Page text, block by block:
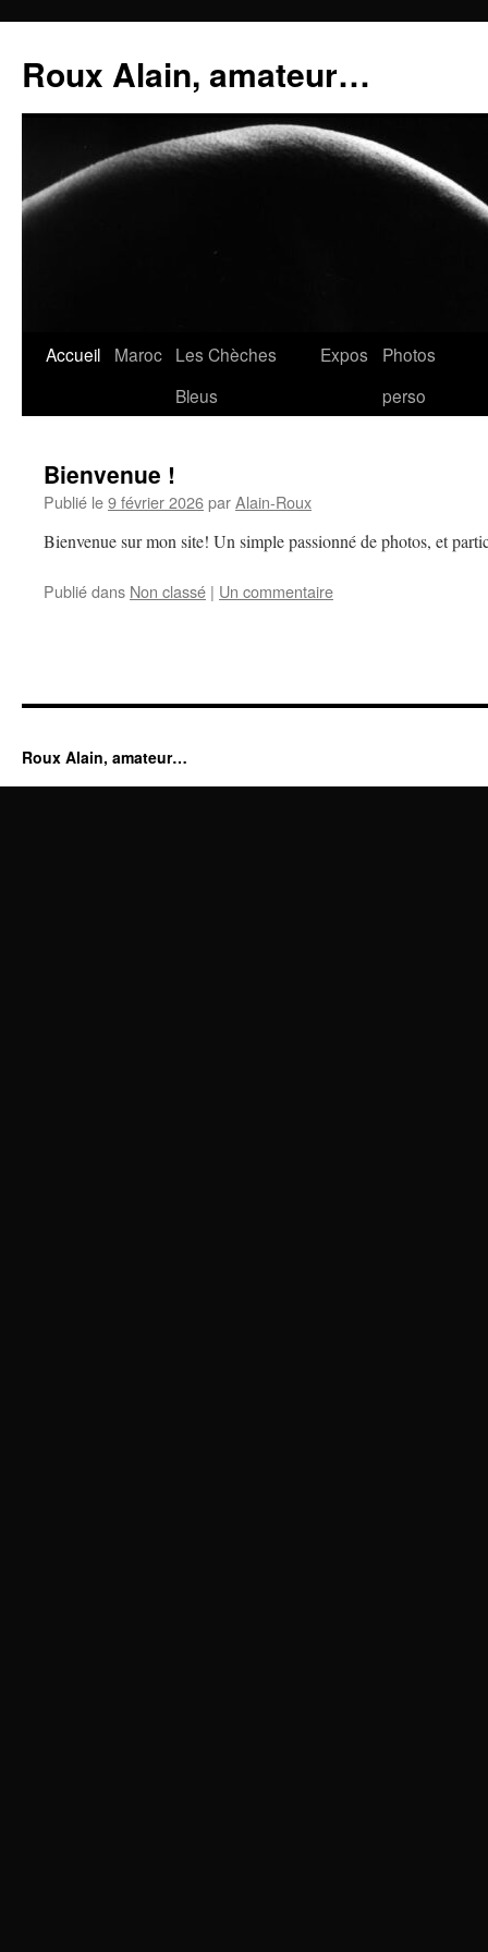
contenu
Roux Alain, amateur…
Accueil Maroc Les Chèches
Bleus
Expos
Photos
perso
Bienvenue !
Publié le9 février 2026parAlain-Roux
Bienvenue sur mon site! Un simple passionné de photos, et
Publié dans Non classé | Un commentaire
Roux Alain, amateur…